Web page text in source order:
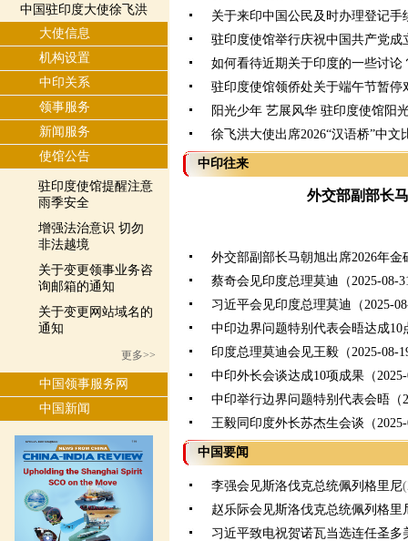
中国驻印度大使徐飞洪
大使信息
机构设置
中印关系
领事服务
新闻服务
使馆公告
驻印度使馆提醒注意
雨季安全
增强法治意识 切勿
非法越境
关于变更领事业务咨
询邮箱的通知
关于变更网站域名的
通知
更多>>
中国领事服务网
中国新闻
关于来印中国公民及时办理登记手
驻印度使馆举行庆祝中国共产党成
如何看待近期关于印度的一些讨论
驻印度使馆领侨处关于端午节暂停
阳光少年 艺展风华 驻印度使馆阳
徐飞洪大使出席2026“汉语桥”中
中印往来
外交部副部长
外交部副部长马朝旭出席2026年
蔡奇会见印度总理莫迪（2025-08-
习近平会见印度总理莫迪（2025-
中印边界问题特别代表会晤达成10
印度总理莫迪会见王毅（2025-08-
中印外长会谈达成10项成果（
中印举行边界问题特别代表会晤（
王毅同印度外长苏杰生会谈（
中国要闻
李强会见斯洛伐克总统佩列格里尼
赵乐际会见斯洛伐克总统佩列格里
习近平致电祝贺诺瓦当选连任圣多